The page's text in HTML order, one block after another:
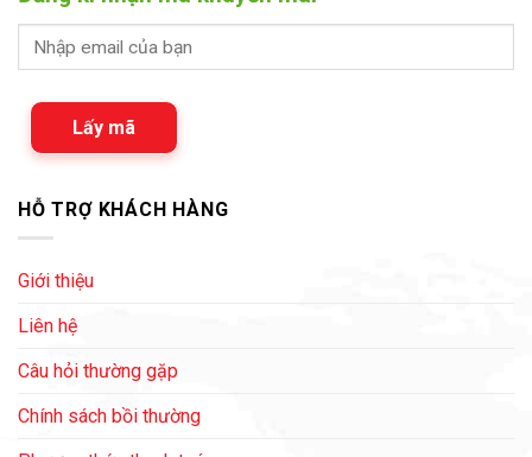
Lấy mã
HỖ TRỢ KHÁCH HÀNG
Giới thiệu
Liên hệ
Câu hỏi thường gặp
Chính sách bồi thường